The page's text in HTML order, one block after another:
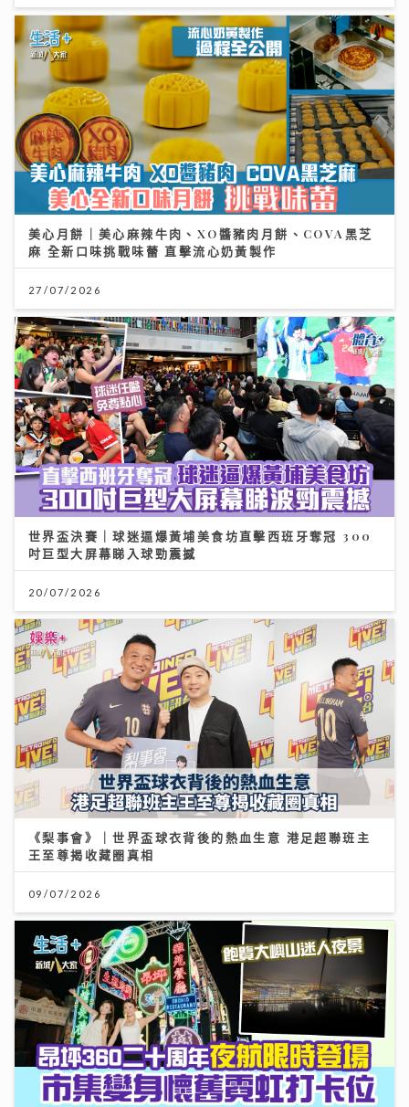
美心月餅｜美心麻辣牛肉、XO醬豬肉月餅、COVA黑芝
麻 全新口味挑戰味蕾 直擊流心奶黃製作
27/07/2026
世界盃決賽｜球迷逼爆黃埔美食坊直擊西班牙奪冠 300
吋巨型大屏幕睇入球勁震撼
20/07/2026
《梨事會》｜世界盃球衣背後的熱血生意 港足超聯班主
王至尊揭收藏圈真相
09/07/2026